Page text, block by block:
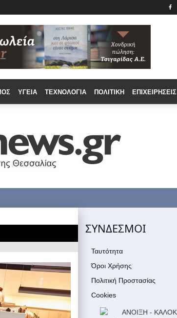
ΥΓΕΊΑ ΤΕΧΝΟΛΟΓΊΑ ΠΟΛΙΤΙΚΉ ΕΠΙΧΕΙΡΉΣΕΙΣ
ΣΥΝΔΕΣΜΟΙ
Ταυτότητα
Όροι Χρήσης
Πολιτική Προστασίας
Cookies